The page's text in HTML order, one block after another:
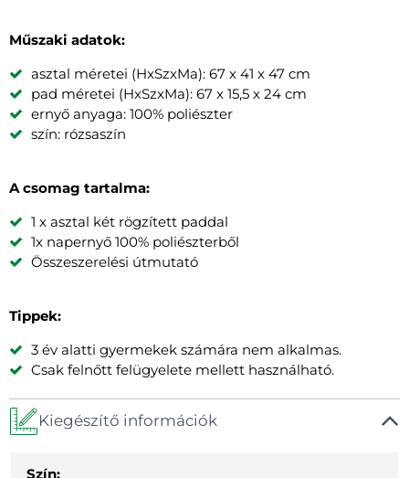
Műszaki adatok:
asztal méretei (HxSzxMa): 67 x 41 x 47 cm
pad méretei (HxSzxMa): 67 x 15,5 x 24 cm
ernyő anyaga: 100% poliészter
szín: rózsaszín
A csomag tartalma:
1 x asztal két rögzített paddal
1x napernyő 100% poliészterből
Összeszerelési útmutató
Tippek:
3 év alatti gyermekek számára nem alkalmas.
Csak felnőtt felügyelete mellett használható.
Kiegészítő információk
Szín: